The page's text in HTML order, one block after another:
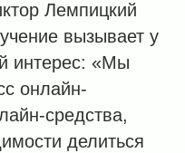
Лемпицкий
вызывает у
интерес: «Мы
онлайн-
средства,
делиться